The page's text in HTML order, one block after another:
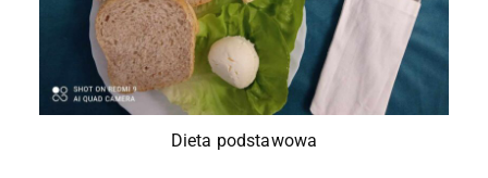
Dieta podstawowa